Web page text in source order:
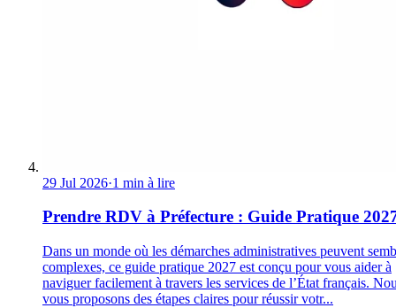
29 Jul 2026·1 min à lire
Prendre RDV à Préfecture : Guide Pratique
Dans un monde où les démarches administratives peuvent
complexes, ce guide pratique 2027 est conçu pour vous aider à
naviguer facilement à travers les services de l’État français.
vous proposons des étapes claires pour réussir votr...